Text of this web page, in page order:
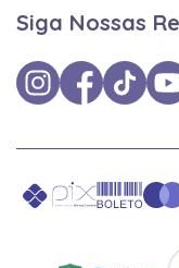
Siga Nossas